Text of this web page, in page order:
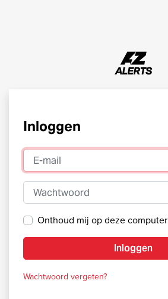
Inloggen
E-mail
Wachtwoord
Onthoud mij op deze computer
Inloggen
Wachtwoord vergeten?